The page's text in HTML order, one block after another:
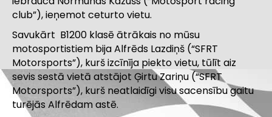
club”), ieņemot ceturto vietu.
Savukārt B1200 klasē ātrākais no mūsu
motosportistiem bija Alfrēds Lazdiņš (“SFRT
Motorsports”), kurš izcīnīja piekto vietu, tūlīt aiz
sevis sestā vietā atstājot Ģirtu Zariņu (“SFRT
Motorsports”), kurš neatlaidīgi visu sacensību gaitu
turējās Alfrēdam astē.